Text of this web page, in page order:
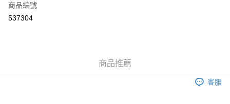
Apple Pay
商品編號
537304
商品推薦
客服